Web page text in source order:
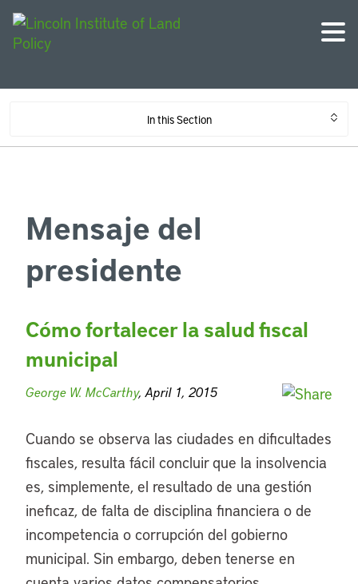
In this Section
Mensaje del
presidente
Cómo fortalecer la salud fiscal
municipal
George W. McCarthy, April 1, 2015
Cuando se observa las ciudades en dificultades
fiscales, resulta fácil concluir que la insolvencia
es, simplemente, el resultado de una gestión
ineficaz, de falta de disciplina financiera o de
incompetencia o corrupción del gobierno
municipal. Sin embargo, deben tenerse en